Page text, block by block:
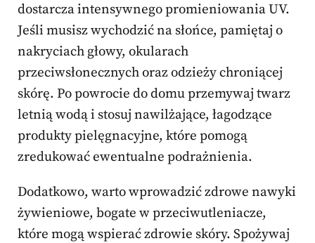
dostarcza intensywnego promieniowania UV.
Jeśli musisz wychodzić na słońce, pamiętaj o
nakryciach głowy, okularach
przeciwsłonecznych oraz odzieży chroniącej
skórę. Po powrocie do domu przemywaj twarz
letnią wodą i stosuj nawilżające, łagodzące
produkty pielęgnacyjne, które pomogą
zredukować ewentualne podrażnienia.
Dodatkowo, warto wprowadzić zdrowe nawyki
żywieniowe, bogate w przeciwutleniacze,
które mogą wspierać zdrowie skóry. Spożywaj